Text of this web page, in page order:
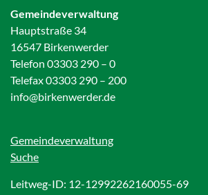
Gemeindeverwaltung
Hauptstraße 34
16547 Birkenwerder
Telefon 03303 290 – 0
Telefax 03303 290 – 200
info@birkenwerder.de
Gemeindeverwaltung
Suche
Leitweg-ID: 12-12992262160055-69